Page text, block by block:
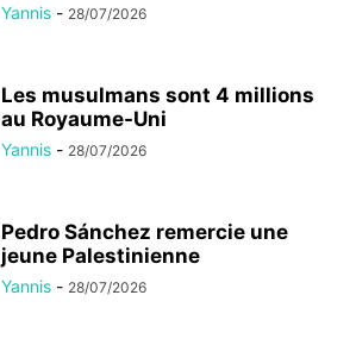
Yannis - 28/07/2026
Les musulmans sont 4 millions
au Royaume-Uni
Yannis - 28/07/2026
Pedro Sánchez remercie une
jeune Palestinienne
Yannis - 28/07/2026